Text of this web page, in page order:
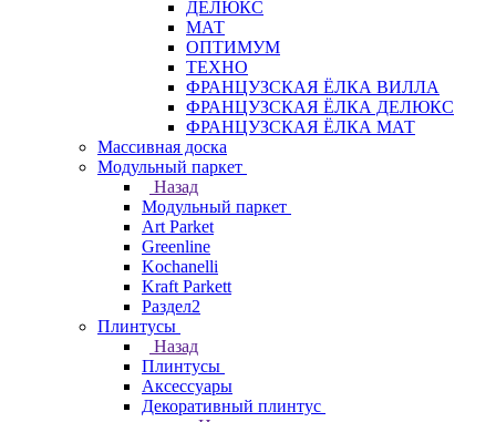
ДЕЛЮКС
МАТ
ОПТИМУМ
ТЕХНО
ФРАНЦУЗСКАЯ ЁЛКА ВИЛЛА
ФРАНЦУЗСКАЯ ЁЛКА ДЕЛЮКС
ФРАНЦУЗСКАЯ ЁЛКА МАТ
Массивная доска
Модульный паркет
Назад
Модульный паркет
Art Parket
Greenline
Kochanelli
Kraft Parkett
Раздел2
Плинтусы
Назад
Плинтусы
Аксессуары
Декоративный плинтус